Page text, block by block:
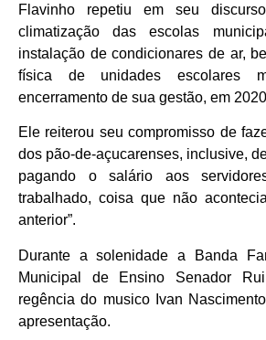
Flavinho repetiu em seu
climatização das escolas
instalação de condicionares de ar,
física de unidades escolares
encerramento de sua gestão, em
Ele reiterou seu compromisso de
dos pão-de-açucarenses, inclusive,
pagando o salário aos
trabalhado, coisa que não
anterior”.
Durante a solenidade a Banda
Municipal de Ensino Senador
regência do musico Ivan
apresentação.